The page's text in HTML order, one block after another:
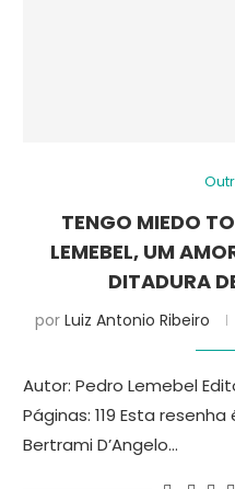
TENGO MIEDO
LEMEBEL, UM
DITADURA
por Luiz Antonio Ribeiro
Autor: Pedro Lemebel
Páginas: 119 Esta
Bertrami D’Angelo…